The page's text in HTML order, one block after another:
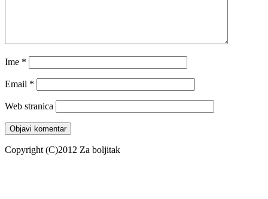
Ime *
Email *
Web stranica
Copyright (C)2012 Za boljitak